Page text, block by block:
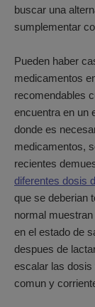
buscar una
sumplementar
Pueden haber
medicamentos
recomendables
encuentra en un
donde es
medicamentos,
recientes
diferentes dosis
que se deberian
normal
en el estado de
despues de
escalar las
comun y